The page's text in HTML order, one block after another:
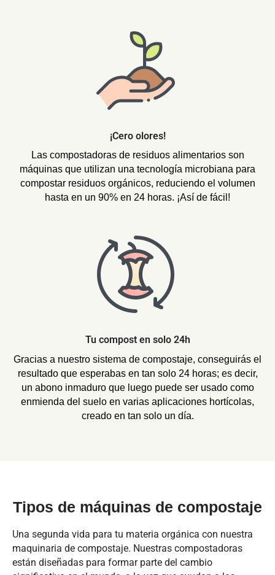
¡Cero olores!
Las compostadoras de residuos alimentarios son
máquinas que utilizan una tecnología microbiana para
compostar residuos orgánicos, reduciendo el volumen
hasta en un 90% en 24 horas. ¡Así de fácil!
Tu compost en solo 24h
Gracias a nuestro sistema de compostaje, conseguirás el
resultado que esperabas en tan solo 24 horas; es decir,
un abono inmaduro que luego puede ser usado como
enmienda del suelo en varias aplicaciones hortícolas,
creado en tan solo un día.
Tipos de máquinas de compostaje
Una segunda vida para tu materia orgánica con nuestra
maquinaria de compostaje. Nuestras compostadoras
están diseñadas para formar parte del cambio